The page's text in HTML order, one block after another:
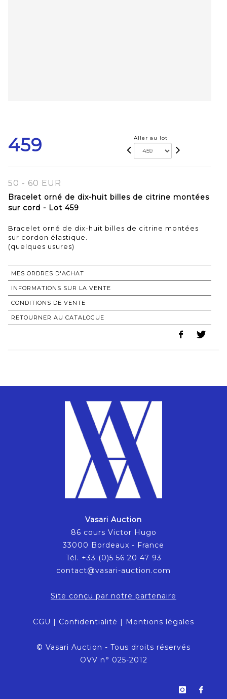
459 Aller au lot
50 - 60 EUR
Bracelet orné de dix-huit billes de citrine montées
sur cord - Lot 459
Bracelet orné de dix-huit billes de citrine montées
sur cordon élastique.
(quelques usures)
MES ORDRES D'ACHAT
INFORMATIONS SUR LA VENTE
CONDITIONS DE VENTE
RETOURNER AU CATALOGUE
Vasari Auction
86 cours Victor Hugo
33000 Bordeaux - France
Tél. +33 (0)5 56 20 47 93
contact@vasari-auction.com
Site conçu par notre partenaire
CGU | Confidentialité | Mentions légales
© Vasari Auction - Tous droits réservés
OVV n° 025-2012